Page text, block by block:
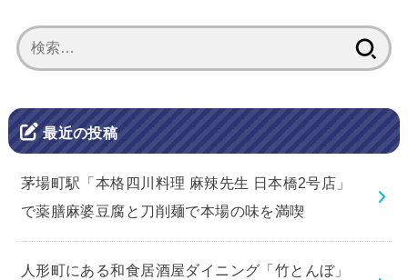
索:
最近の投稿
茅場町駅「本格四川料理 麻辣先生 日本橋2号店」
で薬膳麻婆豆腐と刀削麺で本場の味を満喫
人形町にある和食居酒屋ダイニング「竹とんぼ」